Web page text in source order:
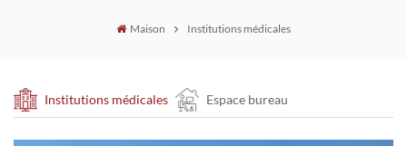
Maison Institutions médicales
Institutions médicales Espace bureau